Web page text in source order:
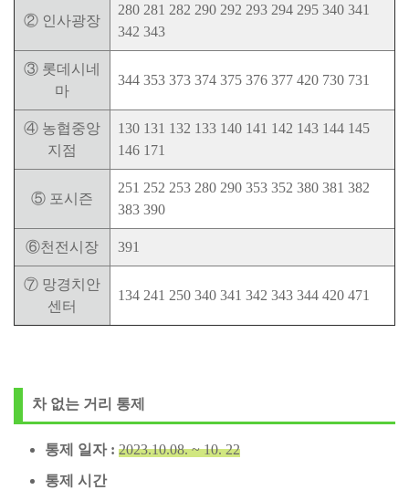
② 인사광장
280 281 282 290 292 293 294 295 340 341
342 343
③ 롯데시네
마
344 353 373 374 375 376 377 420 730 731
④ 농협중앙
지점
130 131 132 133 140 141 142 143 144 145
146 171
⑤ 포시즌
251 252 253 280 290 353 352 380 381 382
383 390
⑥천전시장 391
⑦ 망경치안
센터
134 241 250 340 341 342 343 344 420 471
차 없는 거리 통제
통제 일자 : 2023.10.08. ~ 10. 22
통제 시간